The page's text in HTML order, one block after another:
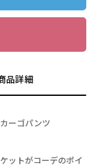
品詳細
ーゴパンツ
ットがコーデのポイ